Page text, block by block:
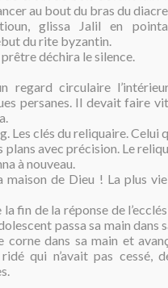
au bout du bras du diacre.
glissa Jalil en
du rite byzantin.
déchira le silence.
regard circulaire
persanes. Il devait faire
Les clés du reliquaire. Celui
avec précision. Le
à nouveau.
maison de Dieu ! La plus
fin de la réponse de
passa sa main dans
dans sa main et
qui n’avait pas cessé,